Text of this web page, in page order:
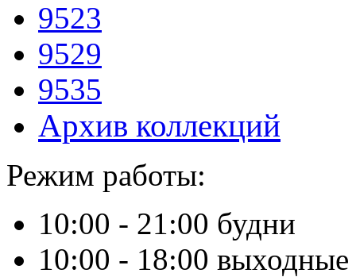
9523
9529
9535
Архив коллекций
Режим работы:
10:00 - 21:00 будни
10:00 - 18:00 выходные